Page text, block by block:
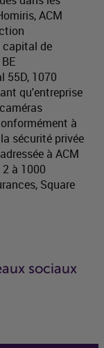
ACM
capital de
55D, 1070
qu'entreprise
à
sécurité privée
à ACM
à 1000
Square
sociaux